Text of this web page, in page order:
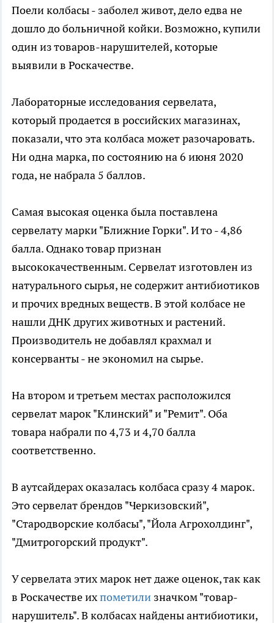
Поели колбасы - заболел живот, дело едва не
дошло до больничной койки. Возможно, купили
один из товаров-нарушителей, которые
выявили в Роскачестве.
Лабораторные исследования сервелата,
который продается в российских магазинах,
показали, что эта колбаса может разочаровать.
Ни одна марка, по состоянию на 6 июня 2020
года, не набрала 5 баллов.
Самая высокая оценка была поставлена
сервелату марки "Ближние Горки". И то - 4,86
балла. Однако товар признан
высококачественным. Сервелат изготовлен из
натурального сырья, не содержит антибиотиков
и прочих вредных веществ. В этой колбасе не
нашли ДНК других животных и растений.
Производитель не добавлял крахмал и
консерванты - не экономил на сырье.
На втором и третьем местах расположился
сервелат марок "Клинский" и "Ремит". Оба
товара набрали по 4,73 и 4,70 балла
соответственно.
В аутсайдерах оказалась колбаса сразу 4 марок.
Это сервелат брендов "Черкизовский",
"Стародворские колбасы", "Йола Агрохолдинг",
"Дмитрогорский продукт".
У сервелата этих марок нет даже оценок, так как
в Роскачестве ихпометили значком "товар-
нарушитель". В колбасах найдены антибиотики,